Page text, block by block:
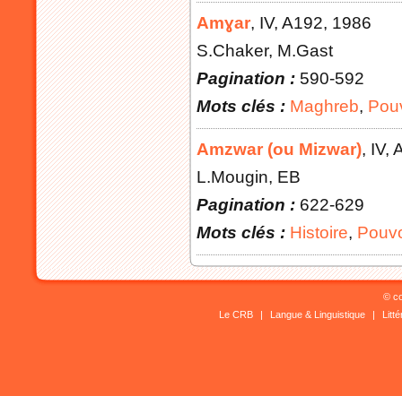
Amɣar, IV, A192, 1986
S.Chaker, M.Gast
Pagination : 590-592
Mots clés : Maghreb,
Amzwar (ou Mizwar), IV,
L.Mougin, EB
Pagination : 622-629
Mots clés : Histoire,
©
Le CRB
| Langue & Linguistique |